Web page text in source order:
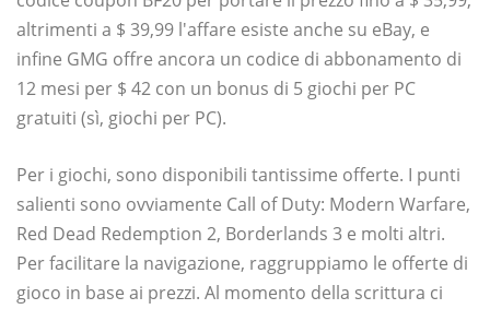
altrimenti a $ 39,99 l'affare esiste anche su eBay, e
infine GMG offre ancora un codice di abbonamento di
12 mesi per $ 42 con un bonus di 5 giochi per PC
gratuiti (sì, giochi per PC).
Per i giochi, sono disponibili tantissime offerte. I punti
salienti sono ovviamente Call of Duty: Modern Warfare,
Red Dead Redemption 2, Borderlands 3 e molti altri.
Per facilitare la navigazione, raggruppiamo le offerte di
gioco in base ai prezzi. Al momento della scrittura ci